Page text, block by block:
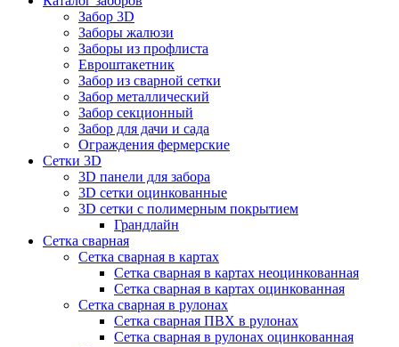
Забор 3D
Заборы жалюзи
Заборы из профлиста
Евроштакетник
Забор из сварной сетки
Забор металлический
Забор секционный
Забор для дачи и сада
Ограждения фермерские
Сетки 3D
3D панели для забора
3D сетки оцинкованные
3D сетки с полимерным покрытием
Грандлайн
Сетка сварная
Сетка сварная в картах
Сетка сварная в картах неоцинкованная
Сетка сварная в картах оцинкованная
Сетка сварная в рулонах
Cетка сварная ПВХ в рулонах
Сетка сварная в рулонах оцинкованная